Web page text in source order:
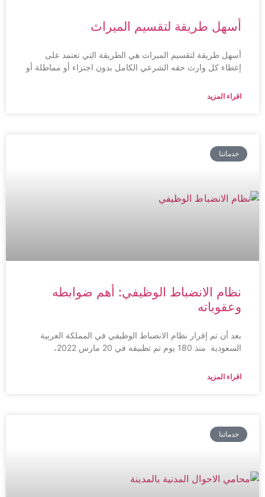
أسهل طريقة لتقسيم الميراث
أسهل طريقة لتقسيم الميراث هي الطريقة التي تعتمد على
إعطاء كل وارث حقه الشرعي الكامل بدون اجتزاء أو مماطلة أو
اقراء المزيد
خدماتنا
نظام الانضباط الوظيفي: أهم ضوابطه
وعقوباته
بعد أن تم إقرار نظام الانضباط الوظيفي في المملكة العربية
السعودية منذ 180 يوم تم تطبيقه في 20 مارس 2022،
اقراء المزيد
خدماتنا